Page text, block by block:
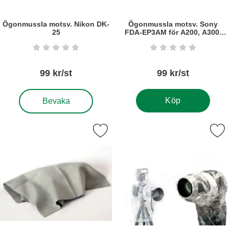
Ögonmussla motsv. Nikon DK-
25
Art. nr6084 Betyg: 0 stjärnor av 5
99 kr/st
Bevaka
, Ögonmussla motsv. Nikon DK-25
Ögonmussla motsv. Sony
FDA-EP3AM för A200, A300,
Art. nr6032 Betyg: 0 stjärnor
99 kr/st
Köp
Markera putsduk mikrofiber som favorit
Markera regnskydd för